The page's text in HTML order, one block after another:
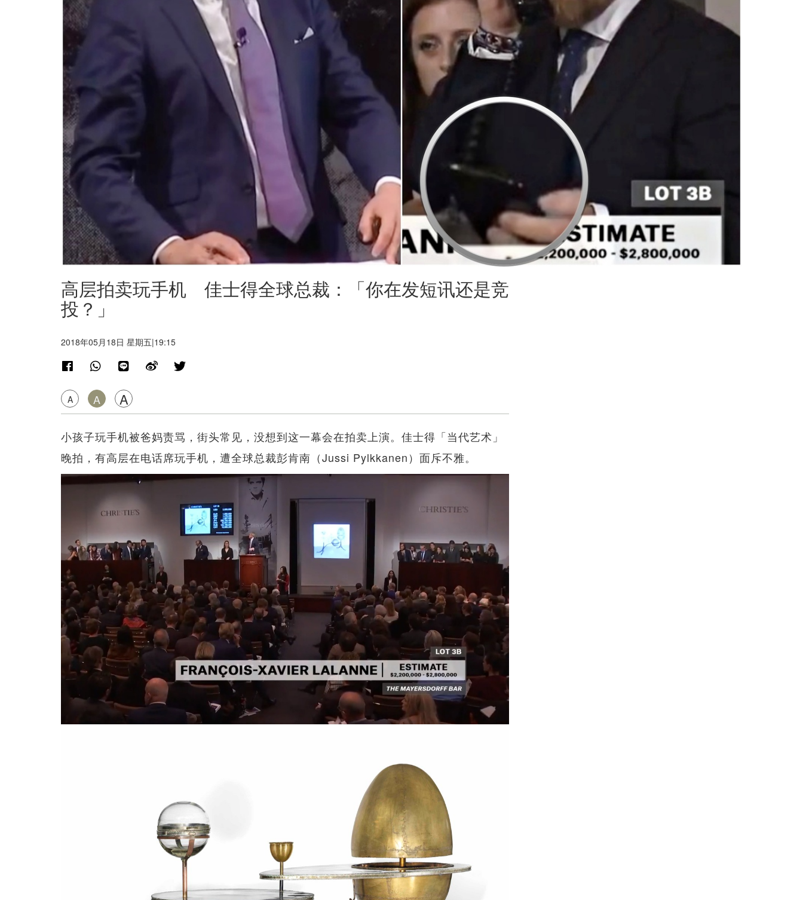
高层拍卖玩手机 佳士得全球总裁：「你在发短讯还是竞
投？」
2018年05月18日 星期五|19:15
A A A
小孩子玩手机被爸妈责骂，街头常见，没想到这一幕会在拍卖上演。佳士得「当代艺术」
晚拍，有高层在电话席玩手机，遭全球总裁彭肯南（Jussi Pylkkanen）面斥不雅。